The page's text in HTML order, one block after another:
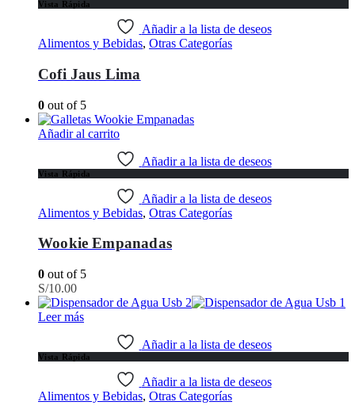
Vista Rápida
Añadir a la lista de deseos
Alimentos y Bebidas, Otras Categorías
Cofi Jaus Lima
0 out of 5
Añadir al carrito
Añadir a la lista de deseos
Vista Rápida
Añadir a la lista de deseos
Alimentos y Bebidas, Otras Categorías
Wookie Empanadas
0 out of 5
S/10.00
Leer más
Añadir a la lista de deseos
Vista Rápida
Añadir a la lista de deseos
Alimentos y Bebidas, Otras Categorías